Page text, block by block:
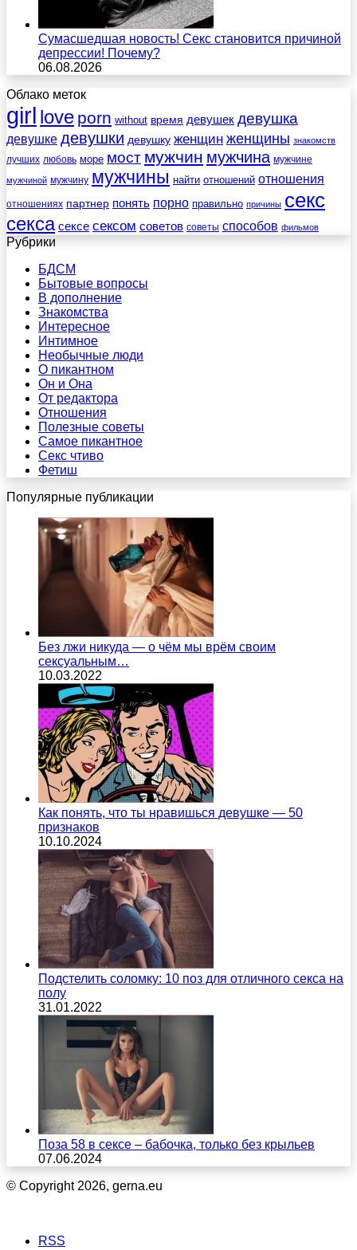
Сумасшедшая новость! Секс становится причиной
депрессии! Почему?
06.08.2026
Облако меток
girl love porn without время девушек девушка
девушке девушки девушку женщин женщины знакомств
лучших любовь море мост мужчин мужчина мужчине
мужчиной мужчину мужчины найти отношений отношения
отношениях партнер понять порно правильно причины секс
секса сексе сексом советов советы способов фильмов
Рубрики
БДСМ
Бытовые вопросы
В дополнение
Знакомства
Интересное
Интимное
Необычные люди
О пикантном
Он и Она
От редактора
Отношения
Полезные советы
Самое пикантное
Секс чтиво
Фетиш
Популярные публикации
Без лжи никуда — о чём мы врём своим
сексуальным…
10.03.2022
Как понять, что ты нравишься девушке — 50
признаков
10.10.2024
Подстелить соломку: 10 поз для отличного секса на
полу
31.01.2022
Поза 58 в сексе – бабочка, только без крыльев
07.06.2024
© Copyright 2026, gerna.eu
RSS